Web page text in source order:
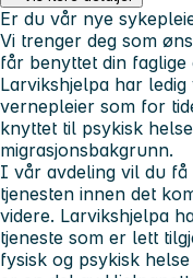
Er du vår nye
Vi trenger deg som
får benyttet din
Larvikshjelpa har
vernepleier som for
knyttet til psykisk
migrasjonsbakgrunn.
I vår avdeling vil du
tjenesten innen det
videre. Larvikshjelpa
tjeneste som er lett
fysisk og psykisk